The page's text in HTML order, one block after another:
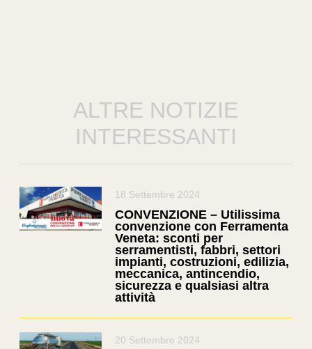
ALTRE NOTIZIE
INTERESSANTI
18 Settembre 2024
CONVENZIONE – Utilissima
convenzione con Ferramenta
Veneta: sconti per
serramentisti, fabbri, settori
impianti, costruzioni, edilizia,
meccanica, antincendio,
sicurezza e qualsiasi altra
attività
20 Settembre 2024